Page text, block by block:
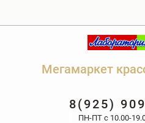
Мегамаркет
8(925)
ПН-ПТ c 10.00-